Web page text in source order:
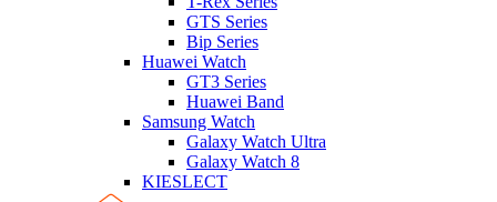
GTS Series
Bip Series
Huawei Watch
GT3 Series
Huawei Band
Samsung Watch
Galaxy Watch Ultra
Galaxy Watch 8
KIESLECT